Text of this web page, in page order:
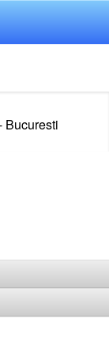
Bucuresti